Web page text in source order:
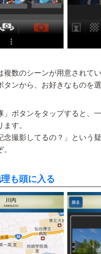
複数のシーンが用意されて
タンから、お好きなものを選
」ボタンをタップすると、
す。
念撮影してるの？」という
も頭に入る